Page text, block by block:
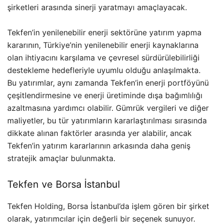
şirketleri arasında sinerji yaratmayı amaçlayacak.
Tekfen’in yenilenebilir enerji sektörüne yatırım yapma
kararının, Türkiye’nin yenilenebilir enerji kaynaklarına
olan ihtiyacını karşılama ve çevresel sürdürülebilirliği
destekleme hedefleriyle uyumlu olduğu anlaşılmakta.
Bu yatırımlar, aynı zamanda Tekfen’in enerji portföyünü
çeşitlendirmesine ve enerji üretiminde dışa bağımlılığı
azaltmasına yardımcı olabilir. Gümrük vergileri ve diğer
maliyetler, bu tür yatırımların kararlaştırılması sırasında
dikkate alınan faktörler arasında yer alabilir, ancak
Tekfen’in yatırım kararlarının arkasında daha geniş
stratejik amaçlar bulunmakta.
Tekfen ve Borsa İstanbul
Tekfen Holding, Borsa İstanbul’da işlem gören bir şirket
olarak, yatırımcılar için değerli bir seçenek sunuyor.